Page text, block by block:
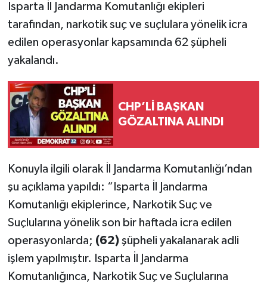
Isparta İl Jandarma Komutanlığı ekipleri
tarafından, narkotik suç ve suçlulara yönelik icra
edilen operasyonlar kapsamında 62 şüpheli
yakalandı.
CHP’Lİ BAŞKAN
GÖZALTINA ALINDI
Konuyla ilgili olarak İl Jandarma Komutanlığı’ndan
şu açıklama yapıldı: “Isparta İl Jandarma
Komutanlığı ekiplerince, Narkotik Suç ve
Suçlularına yönelik son bir haftada icra edilen
operasyonlarda; (62) şüpheli yakalanarak adli
işlem yapılmıştır. Isparta İl Jandarma
Komutanlığınca, Narkotik Suç ve Suçlularına